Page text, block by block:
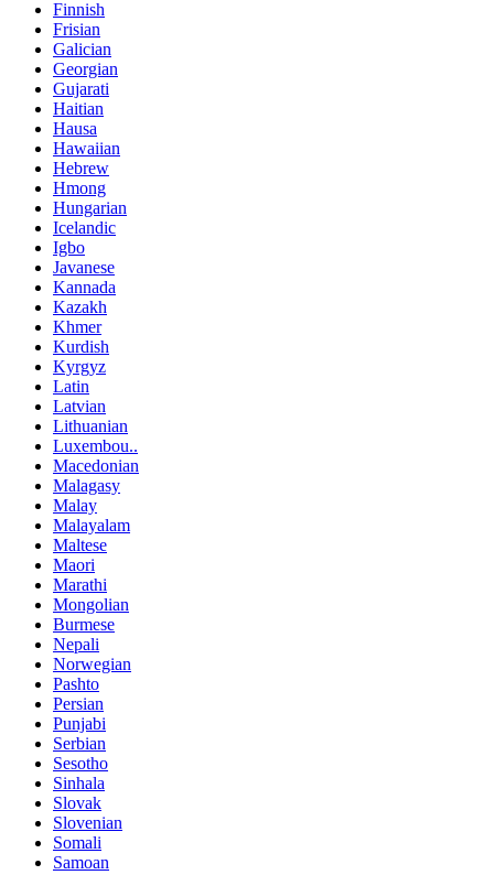
Finnish
Frisian
Galician
Georgian
Gujarati
Haitian
Hausa
Hawaiian
Hebrew
Hmong
Hungarian
Icelandic
Igbo
Javanese
Kannada
Kazakh
Khmer
Kurdish
Kyrgyz
Latin
Latvian
Lithuanian
Luxembou..
Macedonian
Malagasy
Malay
Malayalam
Maltese
Maori
Marathi
Mongolian
Burmese
Nepali
Norwegian
Pashto
Persian
Punjabi
Serbian
Sesotho
Sinhala
Slovak
Slovenian
Somali
Samoan